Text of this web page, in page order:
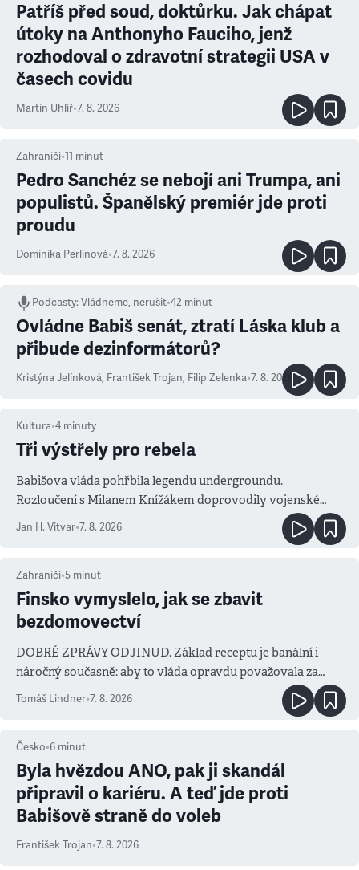
Patříš před soud, doktůrku. Jak chápat
útoky na Anthonyho Fauciho, jenž
rozhodoval o zdravotní strategii USA v
časech covidu
Martin Uhlíř•7. 8. 2026
Zahraničí•11 minut
Pedro Sanchéz se nebojí ani Trumpa, ani
populistů. Španělský premiér jde proti
proudu
Dominika Perlínová•7. 8. 2026
Podcasty:Vládneme, nerušit•42 minut
Ovládne Babiš senát, ztratí Láska klub a
přibude dezinformátorů?
Kristýna Jelínková, František Trojan, Filip Zelenka•7. 8. 2026
Kultura•4 minuty
Tři výstřely pro rebela
Babišova vláda pohřbila legendu undergroundu.
Rozloučení s Milanem Knížákem doprovodily vojenské
salvy i kritika pokrokářů
Jan H. Vitvar•7. 8. 2026
Zahraničí•5 minut
Finsko vymyslelo, jak se zbavit
bezdomovectví
DOBRÉ ZPRÁVY ODJINUD. Základ receptu je banální i
náročný současně: aby to vláda opravdu považovala za
prioritu
Tomáš Lindner•7. 8. 2026
Česko•6 minut
Byla hvězdou ANO, pak ji skandál
připravil o kariéru. A teď jde proti
Babišově straně do voleb
František Trojan•7. 8. 2026